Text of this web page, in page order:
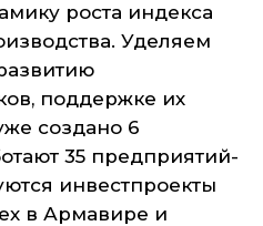
роста индекса
Уделяем
поддержке их
создано 6
35 предприятий-
инвестпроекты
в Армавире и